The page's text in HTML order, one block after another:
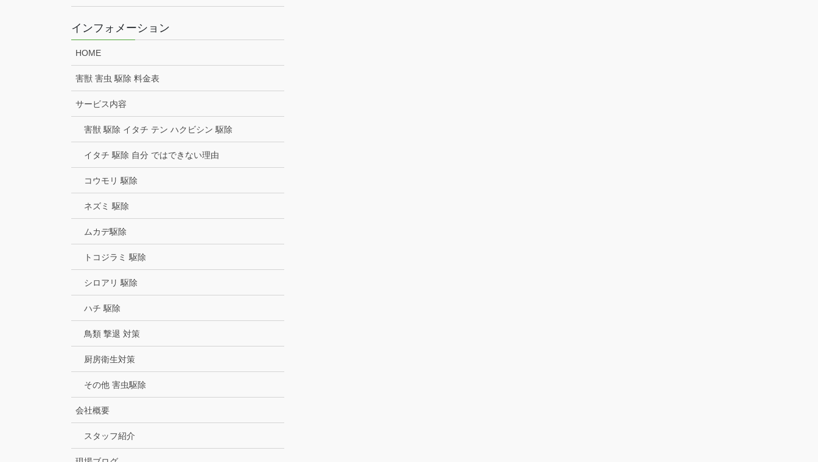
インフォメーション
HOME
害獣 害虫 駆除 料金表
サービス内容
害獣 駆除 イタチ テン ハクビシン 駆除
イタチ 駆除 自分 ではできない理由
コウモリ 駆除
ネズミ 駆除
ムカデ駆除
トコジラミ 駆除
シロアリ 駆除
ハチ 駆除
鳥類 撃退 対策
厨房衛生対策
その他 害虫駆除
会社概要
スタッフ紹介